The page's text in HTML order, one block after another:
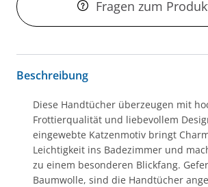
Fragen zum
Beschreibung
Diese Handtücher überzeugen mit
Frottierqualität und liebevollem
eingewebte Katzenmotiv bringt
Leichtigkeit ins Badezimmer und
zu einem besonderen Blickfang.
Baumwolle, sind die Handtücher